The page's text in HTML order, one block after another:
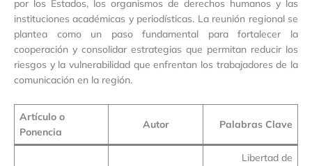
por los Estados, los organismos de derechos humanos y las
instituciones académicas y periodísticas. La reunión regional se
plantea como un paso fundamental para fortalecer la
cooperación y consolidar estrategias que permitan reducir los
riesgos y la vulnerabilidad que enfrentan los trabajadores de la
comunicación en la región.
Artículo o
Ponencia
Autor Palabras Clave
Libertad de